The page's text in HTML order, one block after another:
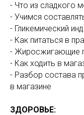
- Что из сладкого
- Учимся
- Гликемический
- Как питаться в
- Жиросжигающие
- Как ходить в
- Разбор состава
в магазине
ЗДОРОВЬЕ: